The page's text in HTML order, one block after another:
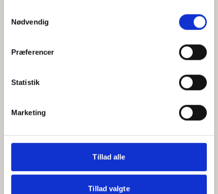
Nødvendig
Præferencer
Statistik
Marketing
Tillad alle
Tillad valgte
Hvem er CEPOS
Medarbejdere
ABCepos
Podcast